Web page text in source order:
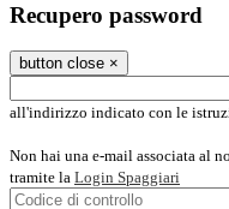
Recupero password
button close ×
all'indirizzo indicato con le
Non hai una e-mail associata al
tramite la Login Spaggiari